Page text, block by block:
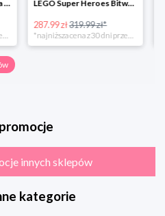
LEGO Super Heroes Bitwa powietrzna w super cenie
287.99 zł319.99 zł*
*najniższa cena z 30 dni przed obniżką
innych sklepów
kategorie